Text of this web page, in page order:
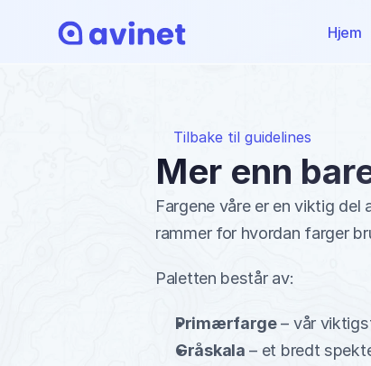
Hjem
Tilbake til guidelines
Mer enn
Fargene våre er en viktig
rammer for hvordan farger
Paletten består av:
Primærfarge – vår
Gråskala – et bredt